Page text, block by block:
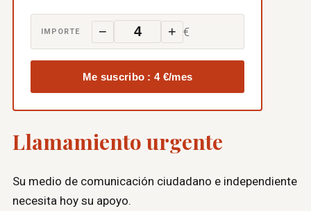
IMPORTE − + €
Me suscribo :4 €/mes
Llamamiento urgente
Su medio de comunicación ciudadano e independiente
necesita hoy su apoyo.